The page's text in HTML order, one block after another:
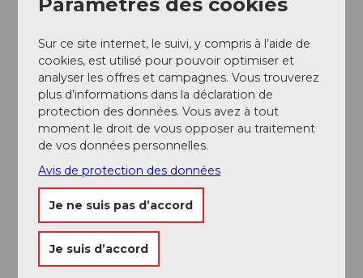
publics : détendez-vous, profitez et faites aussi
quelque chose de bon pour l'environnement.
Transports en commun
Rigi Scheidegg, le point de départ de la randonnée,
est accessible via Goldau avec le train à crémaillère et
Lebillet de randonnéepour cette promenade inclut
les trajets suivants :
de Goldau à Rigi Scheidegg avec le train à
crémaillère et le téléphérique
de Seebodenalp à Küssnacht am Rigi avec le
Sur ce site internet, le suivi, y compris à l’aide de
cookies, est utilisé pour pouvoir optimiser et
analyser les offres et campagnes. Vous trouverez
plus d’informations dans la déclaration de
protection des données. Vous avez à tout
moment le droit de vous opposer au traitement
de vos données personnelles.
Avis de protection des données
Je ne suis pas d’accord
Je suis d’accord